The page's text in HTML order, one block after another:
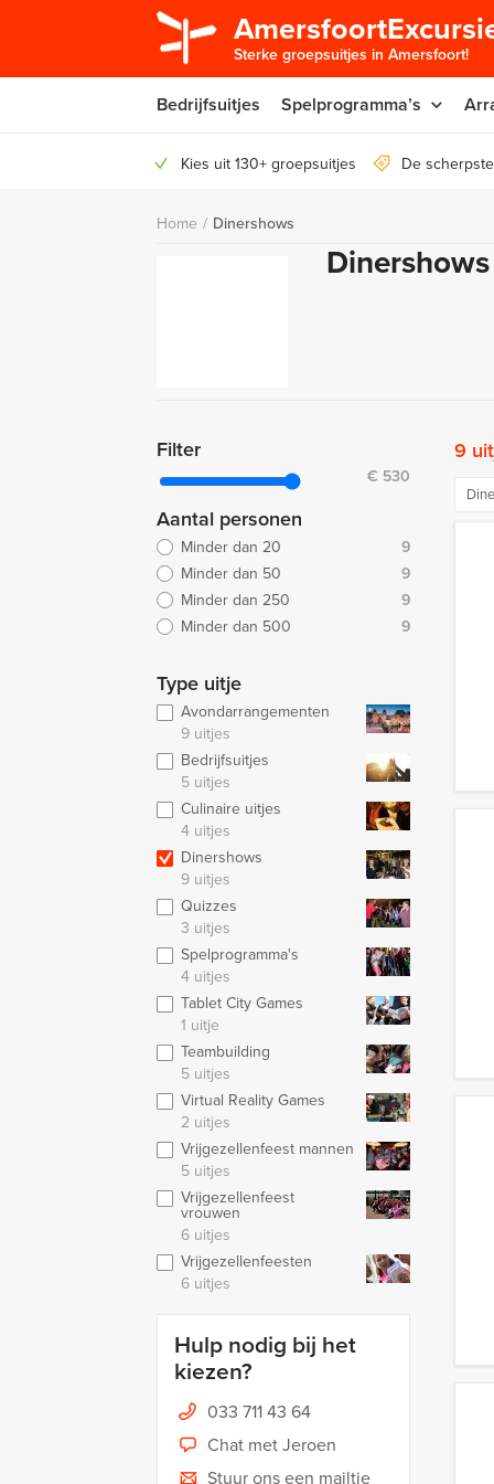
Sterke groepsuitjes in Amersfoort!
Bedrijfsuitjes Spelprogramma’s
Kies uit 130+ groepsuitjes De
Home / Dinershows
Filter
€ 530
Aantal personen
Minder dan 20
9
Minder dan 50
9
Minder dan 250
9
Minder dan 500
9
Type uitje
Avondarrangementen
9 uitjes
Bedrijfsuitjes
5 uitjes
Culinaire uitjes
4 uitjes
Dinershows
9 uitjes
Quizzes
3 uitjes
Spelprogramma's
4 uitjes
Tablet City Games
1 uitje
Teambuilding
5 uitjes
Virtual Reality Games
2 uitjes
Vrijgezellenfeest mannen
5 uitjes
Vrijgezellenfeest
vrouwen
6 uitjes
Vrijgezellenfeesten
6 uitjes
Hulp nodig bij het
kiezen?
033 711 43 64
Chat met Jeroen
Stuur ons een mailtje
9